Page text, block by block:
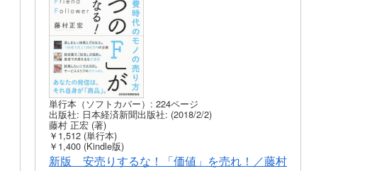
単行本（ソフトカバー）: 224ページ
出版社: 日本経済新聞出版社: (2018/2/2)
藤村 正宏 (著)
￥1,512 (単行本)
￥1,400 (Kindle版)
新版 安売りするな！「価値」を売れ！／藤村